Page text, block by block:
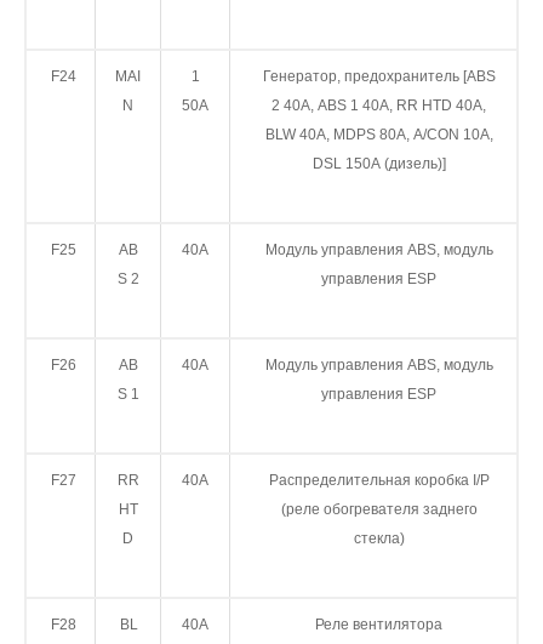
F24
MAI
N
1
50A
Генератор, предохранитель [ABS
2 40A, ABS 1 40A, RR HTD 40A,
BLW 40A, MDPS 80A, A/CON 10A,
DSL 150A (дизель)]
F25
AB
S 2
40A
Модуль управления ABS, модуль
управления ESP
F26
AB
S 1
40A
Модуль управления ABS, модуль
управления ESP
F27
RR
HT
D
40A
Распределительная коробка I/P
(реле обогревателя заднего
стекла)
F28
BL
40A Реле вентилятора